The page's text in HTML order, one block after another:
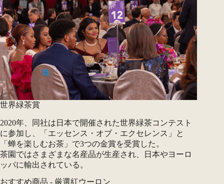
世界緑茶賞
2020年、同社は日本で開催された世界緑茶コンテスト
に参加し、「エッセンス・オブ・エクセレンス」と
「蝉を楽しむお茶」で3つの金賞を受賞した。
茶園ではさまざまな名産品が生産され、日本やヨーロ
ッパに輸出されている。
おすすめ商品 - 厳選紅ウーロン